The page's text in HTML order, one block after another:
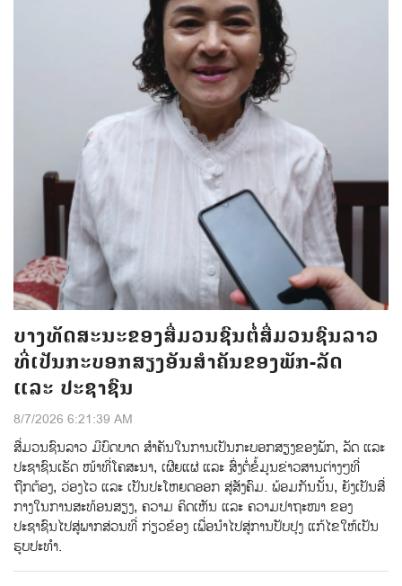
ບາງທັດສະນະຂອງສື່ມວນຊົນຕໍ່ສື່ມວນຊົນລາວ
ທີ່ເປັນກະບອກສຽງອັນສຳຄັນຂອງພັກ-ລັດ
ແລະ ປະຊາຊົນ
8/7/2026 6:21:39 AM
ສື່ມວນຊົນລາວ ມີບົດບາດ ສຳຄັນໃນການເປັນກະບອກສຽງຂອງພັກ, ລັດ ແລະ
ປະຊາຊົນເຮັດ ໜ້າທີ່ໂຄສະນາ, ເຜີຍແຜ່ ແລະ ສົ່ງຕໍ່ຂໍ້ມູນຂ່າວສານຕ່າງໆທີ່
ຖືກຕ້ອງ, ວ່ອງໄວ ແລະ ເປັນປະໂຫຍດອອກ ສູ່ສັງຄົມ. ພ້ອມກັນນັ້ນ, ຍັງເປັນສື່
ກາງໃນການສະທ້ອນສຽງ, ຄວາມ ຄິດເຫັນ ແລະ ຄວາມປາຖະໜາ ຂອງ
ປະຊາຊົນໄປສູ່ພາກສ່ວນທີ່ ກ່ຽວຂ້ອງ ເພື່ອນຳໄປສູ່ການປັບປຸງ ແກ້ໄຂໃຫ້ເປັນ
ຮູບປະທຳ.